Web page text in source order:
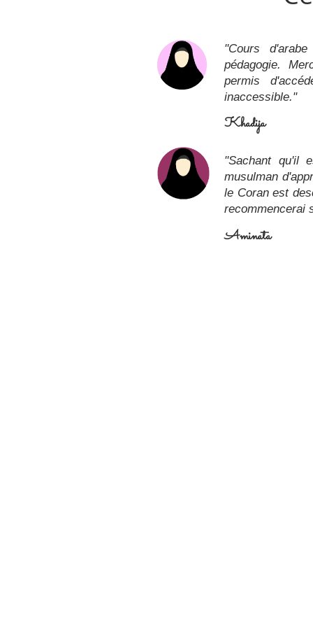
"Cours
pédagogie.
permis
inaccessible."
"Sachant qu'il
musulman
le Coran est
recommencerai
Aminata
Khadija